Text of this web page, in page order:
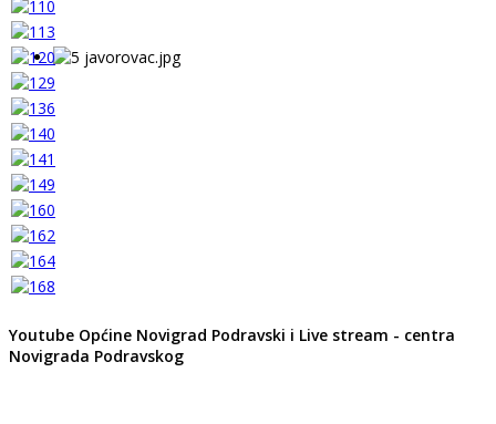
Youtube Općine Novigrad Podravski i Live stream - centra
Novigrada Podravskog